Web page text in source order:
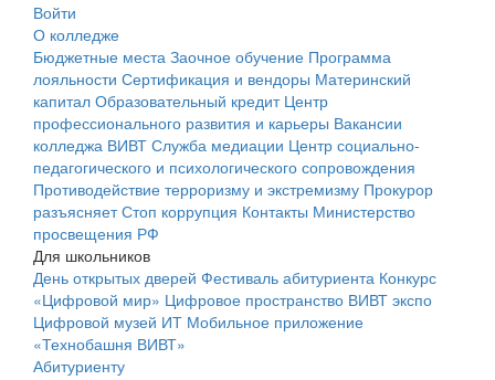
Войти
О колледже
Бюджетные места Заочное обучение Программа
лояльности Сертификация и вендоры Материнский
капитал Образовательный кредит Центр
профессионального развития и карьеры Вакансии
колледжа ВИВТ Служба медиации Центр социально-
педагогического и психологического сопровождения
Противодействие терроризму и экстремизму Прокурор
разъясняетСтоп коррупция Контакты Министерство
просвещения РФ
Для школьников
День открытых дверей Фестиваль абитуриента Конкурс
«Цифровой мир» Цифровое пространство ВИВТ экспо
Цифровой музей ИТ Мобильное приложение
«Технобашня ВИВТ»
Абитуриенту